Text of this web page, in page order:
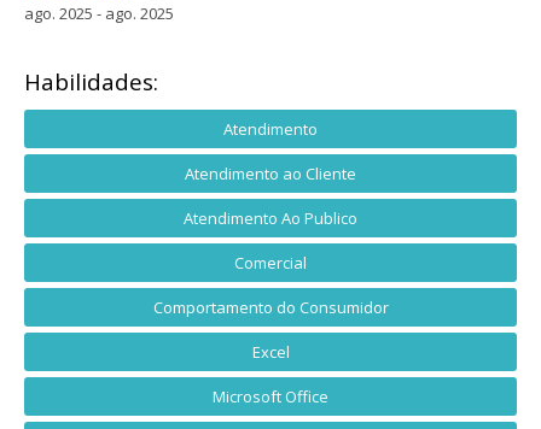
ago. 2025 - ago. 2025
Habilidades:
Atendimento
Atendimento ao Cliente
Atendimento Ao Publico
Comercial
Comportamento do Consumidor
Excel
Microsoft Office